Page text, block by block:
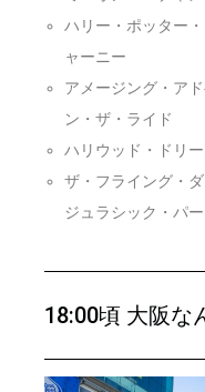
ハリー・ポッター
ャーニー
アメージング・ア
ン・ザ・ライド
ハリウッド・ドリ
ザ・フライング・
ジュラシック・パ
18:00頃 大阪な